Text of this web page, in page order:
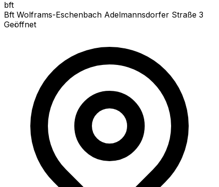
bft
Bft Wolframs-Eschenbach Adelmannsdorfer Straße 3
Geöffnet